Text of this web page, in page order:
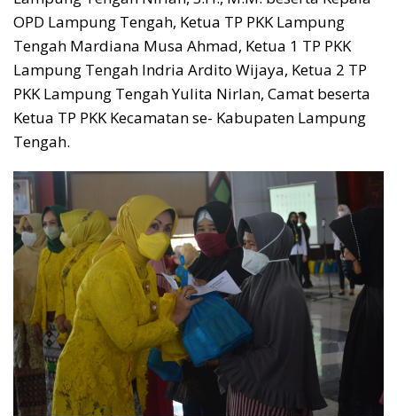
OPD Lampung Tengah, Ketua TP PKK Lampung
Tengah Mardiana Musa Ahmad, Ketua 1 TP PKK
Lampung Tengah Indria Ardito Wijaya, Ketua 2 TP
PKK Lampung Tengah Yulita Nirlan, Camat beserta
Ketua TP PKK Kecamatan se- Kabupaten Lampung
Tengah.